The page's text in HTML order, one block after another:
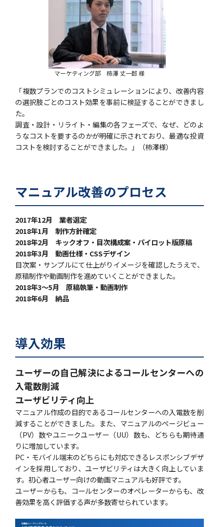
マーケティング部 柿澤 丈一郎 様
「複数プランでのコストシミュレーションにより、改善内容
の選択肢ごとのコスト効果を事前に検証することができまし
た。
調査・設計・リライト・編集の各フェーズで、なぜ、どのよ
うなコストを要するのかが明確に示されており、最適な投資
コストを検討することができました。」（柿澤様）
マニュアル改善のプロセス
2017年12月 業者選定
2018年1月 制作方針確定
2018年2月 キックオフ・目次構成案・パイロット版原稿
2018年3月 動画仕様・CSSデザイン
目次案・サンプルにて仕上がりイメージを確認したうえで、
原稿制作や動画制作を進めていくことができました。
2018年3～5月 原稿執筆・動画制作
2018年6月 納品
導入効果
ユーザーの自己解決によるコールセンターへの
入電数削減
ユーザビリティ向上
マニュアル作成の目的であるコールセンターへの入電数を削
減することができました。また、マニュアルのページビュー
（PV）数やユニークユーザー（UU）数も、どちらも期待通
りに増加しています。
PC・モバイル端末のどちらにも対応できるレスポンシブデザ
インを採用しており、ユーザビリティは大きく向上していま
す。初心者ユーザー向けの動画マニュアルも好評です。
ユーザーからも、コールセンターのオペレーターからも、改
善効果を高く評価する声が多数寄せられています。